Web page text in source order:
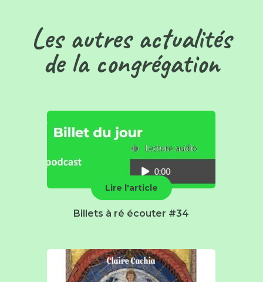
Les autres actualités
de la congrégation
Lire l'article
Billets à ré écouter #34